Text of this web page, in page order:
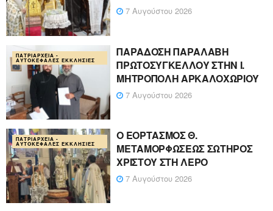
7 Αυγούστου 2026
ΠΑΤΡΙΑΡΧΕΊΑ -
ΑΥΤΟΚΈΦΑΛΕΣ ΕΚΚΛΗΣΊΕΣ
ΠΑΡΑΔΟΣΗ ΠΑΡΑΛΑΒΗ
ΠΡΩΤΟΣΥΓΚΕΛΛΟΥ ΣΤΗΝ Ι.
ΜΗΤΡΟΠΟΛΗ ΑΡΚΑΛΟΧΩΡΙΟΥ
7 Αυγούστου 2026
ΠΑΤΡΙΑΡΧΕΊΑ -
ΑΥΤΟΚΈΦΑΛΕΣ ΕΚΚΛΗΣΊΕΣ
Ο ΕΟΡΤΑΣΜΟΣ Θ.
ΜΕΤΑΜΟΡΦΩΣΕΩΣ ΣΩΤΗΡΟΣ
ΧΡΙΣΤΟΥ ΣΤΗ ΛΕΡΟ
7 Αυγούστου 2026